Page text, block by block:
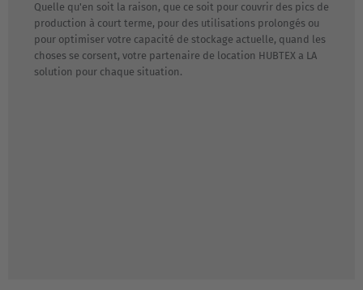
Nederland
Nederlands
Quelle qu'en soit la raison, que ce soit pour couvrir des pics de
production à court terme, pour des utilisations prolongés ou
pour optimiser votre capacité de stockage actuelle, quand les
choses se corsent, votre partenaire de location HUBTEX a LA
solution pour chaque situation.